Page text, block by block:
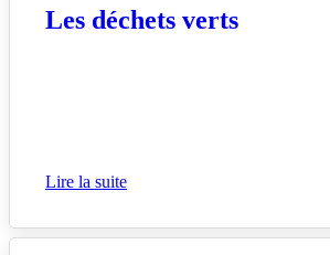
Les déchets verts
Lire la suite